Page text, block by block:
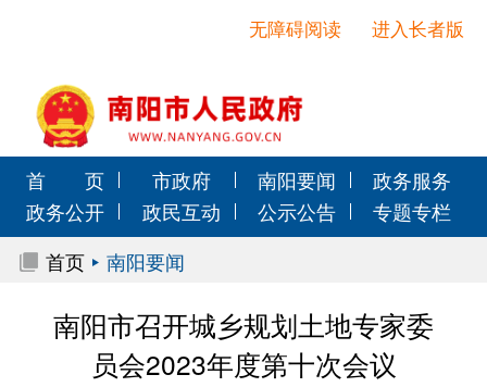
进入长者版
无障碍阅读
首 页 市政府 南阳要闻
政务服务
政务公开
政民互动 公示公告
专题专栏
首页
南阳要闻
南阳市召开城乡规划土地专家委
员会2023年度第十次会议